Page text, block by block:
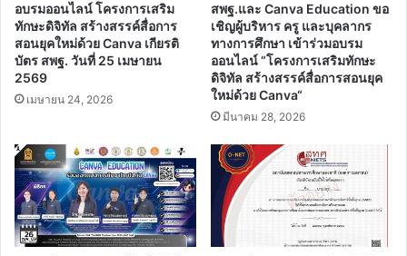
อบรมออนไลน์ โครงการเสริม
ทักษะดิจิทัล สร้างสรรค์สื่อการ
สอนยุคใหม่ด้วย Canva เกียรติ
บัตร สพฐ. วันที่ 25 เมษายน
2569
เมษายน 24, 2026
สพฐ.และ Canva Education ขอ
เชิญผู้บริหาร ครู และบุคลากร
ทางการศึกษา เข้าร่วมอบรม
ออนไลน์ “โครงการเสริมทักษะ
ดิจิทัล สร้างสรรค์สื่อการสอนยุค
ใหม่ด้วย Canva“
มีนาคม 28, 2026